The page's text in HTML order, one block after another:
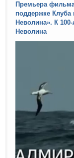
Премьера
поддержке Клуба
Неволина». К
Неволина